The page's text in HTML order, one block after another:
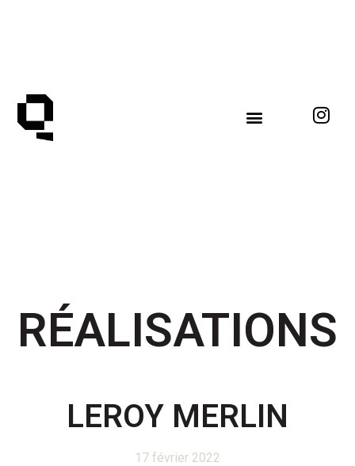
RÉALISATIONS
LEROY MERLIN
17 février 2022